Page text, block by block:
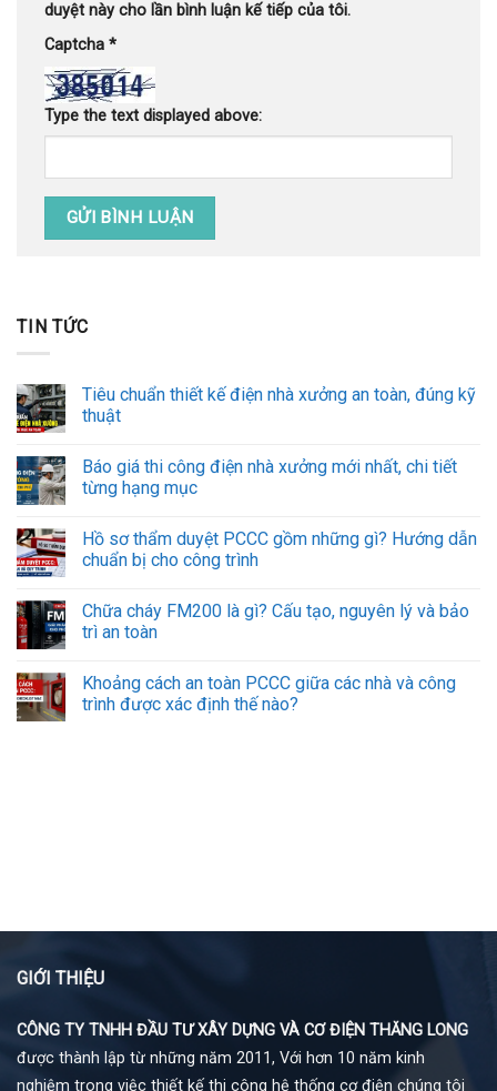
duyệt này cho lần bình luận kế tiếp của tôi.
Captcha *
Type the text displayed above:
TIN TỨC
Tiêu chuẩn thiết kế điện nhà xưởng an toàn, đúng kỹ
thuật
Báo giá thi công điện nhà xưởng mới nhất, chi tiết
từng hạng mục
Hồ sơ thẩm duyệt PCCC gồm những gì? Hướng dẫn
chuẩn bị cho công trình
Chữa cháy FM200 là gì? Cấu tạo, nguyên lý và bảo
trì an toàn
Khoảng cách an toàn PCCC giữa các nhà và công
trình được xác định thế nào?
GIỚI THIỆU
CÔNG TY TNHH ĐẦU TƯ XÂY DỰNG VÀ CƠ ĐIỆN THĂNG LONG
được thành lập từ những năm 2011, Với hơn 10 năm kinh
nghiệm trong việc thiết kế thi công hệ thống cơ điện chúng tôi